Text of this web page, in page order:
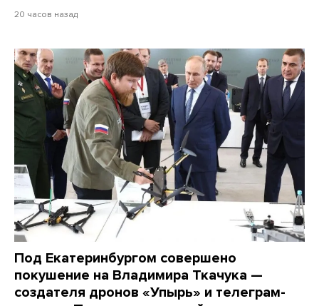
20 часов назад
Под Екатеринбургом совершено
покушение на Владимира Ткачука —
создателя дронов «Упырь» и телеграм-